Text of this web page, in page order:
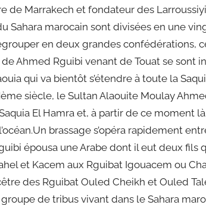
de Marrakech et fondateur des
Sahara marocain sont divisées en une
en deux grandes confédérations,
Ahmed Rguibi venant de Touat se sont
qui va bientôt s’étendre à toute la
siècle, le Sultan Alaouite Moulay
El Hamra et, à partir de ce moment
brassage s’opéra rapidement
épousa une Arabe dont il eut deux fils
et Kacem aux Rguibat Igouacem ou
des Rguibat Ouled Cheikh et Ouled
de tribus vivant dans le Sahara